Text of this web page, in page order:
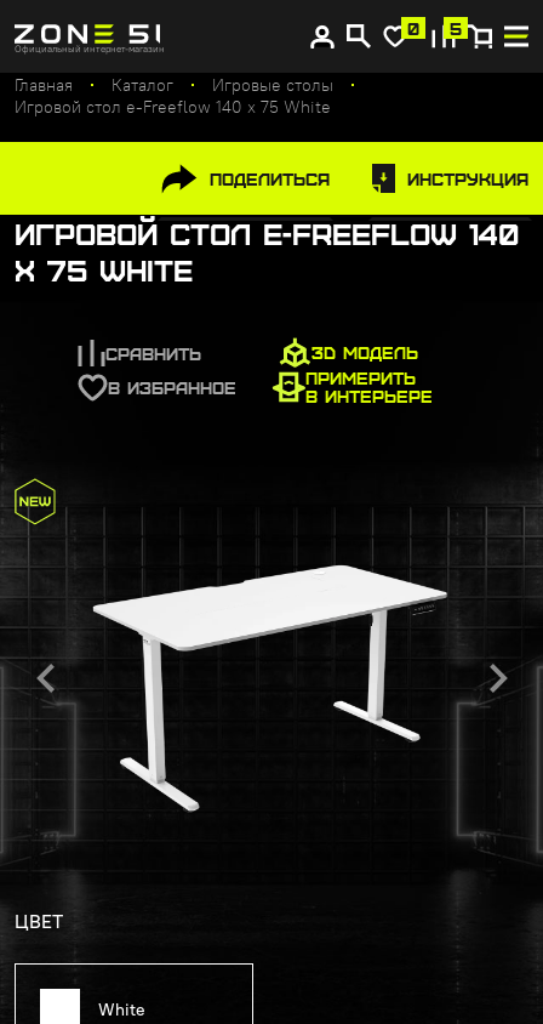
Официальный интернет-магазин
0 5
Купите сейчас, платите потом
Главная Каталог
Игровые столы
Игровой стол e-Freeflow 140 x 75 White
Поделиться Инструкция
Игровой стол e-Freeflow 140
x 75 White
СРАВНИТЬ
В ИЗБРАННОЕ
3D МОДЕЛЬ
ПРИМЕРИТЬ
В ИНТЕРЬЕРЕ
ЦВЕТ
White